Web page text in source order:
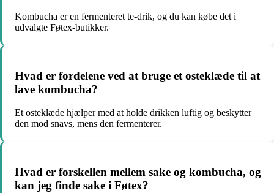
Kombucha er en fermenteret te-drik, og du kan købe det i
udvalgte Føtex-butikker.
Hvad er fordelene ved at bruge et osteklæde til at
lave kombucha?
Et osteklæde hjælper med at holde drikken luftig og beskytter
den mod snavs, mens den fermenterer.
Hvad er forskellen mellem sake og kombucha, og
kan jeg finde sake i Føtex?